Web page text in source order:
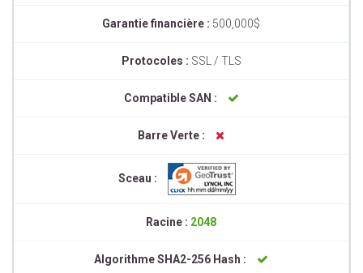
Garantie financière : 500,000$
Protocoles : SSL / TLS
Compatible SAN :
Barre Verte :
Sceau :
Racine : 2048
Algorithme SHA2-256 Hash :